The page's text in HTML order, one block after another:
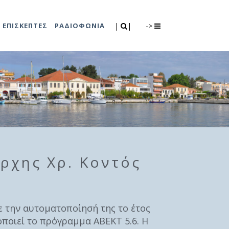
| | ->
Τμήμα Πρόνοιας
Κέντρο
(Κ.Α.Π.Η.)
Κέντρο κοινότητας
εκδηλώσεις
ΕΠΙΣΚΕΠΤΕΣ ΡΑΔΙΟΦΩΝΙΑ
Χρ. Κοντός
αυτοματοποίησή της το έτος
το πρόγραμμα ΑΒΕΚΤ 5.6. Η